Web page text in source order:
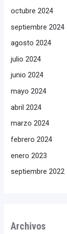
octubre 2024
septiembre 2024
agosto 2024
julio 2024
junio 2024
mayo 2024
abril 2024
marzo 2024
febrero 2024
enero 2023
septiembre 2022
Archivos